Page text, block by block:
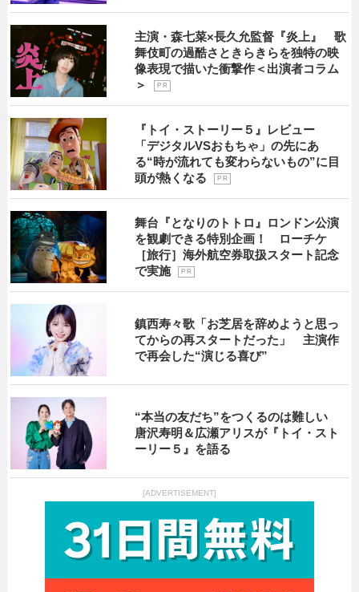
主演・森七菜×長久允監督『炎上』 歌
舞伎町の過酷さときらきらを独特の映
像表現で描いた衝撃作＜出演者コラム
＞
P R
『トイ・ストーリー５』レビュー
「デジタルVSおもちゃ」の先にあ
る“時が流れても変わらないもの”に目
頭が熱くなる
P R
舞台『となりのトトロ』ロンドン公演
を観劇できる特別企画！ ローチケ
［旅行］海外航空券取扱スタート記念
で実施
P R
鎮西寿々歌「お芝居を辞めようと思っ
てからの再スタートだった」 主演作
で再会した“演じる喜び”
“本当の友だち”をつくるのは難しい
唐沢寿明＆広瀬アリスが『トイ・スト
ーリー５』を語る
[ADVERTISEMENT]